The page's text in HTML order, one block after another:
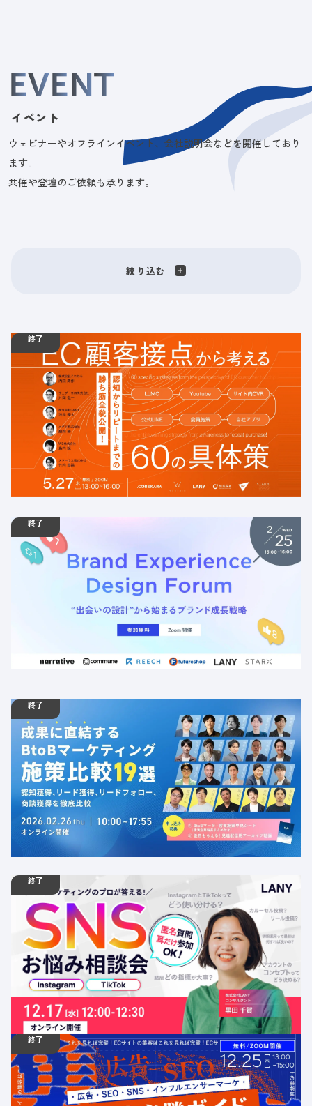
EVENT
イベント
ウェビナーやオフラインイベント、会社説明会などを開催しており
ます。
共催や登壇のご依頼も承ります。
絞り込む
終了
ウェビナー 05.27
【無料ウェビナー】＼バラバラの施策、卒業しませんか？
／ EC顧客接点から考える60の具体策 ～認知からリピート
までの勝ち筋全貌公開～
定員数：999名
金額：無料
場所：オンライン
BtoB BtoBマーケティング EC SNS オウンドメディア
デジタルマーケティング
終了
ウェビナー 水 13:00 -
水 16:00
【無料ウェビナー】認知を「売上」に変える一貫設計の正
体 -Brand Experience Design Forum-
BtoBマーケティング EC SNS オウンドメディア
デジタルマーケティング
店舗ビジネス
UI/UX
終了
ウェビナー 10:00 - 17:55
【カンファレンス】成果に直結するBtoBマーケティング
施策比較19選｜認知獲得、リード獲得、リードフォロー、
商談獲得を徹底比較
定員数：500名
金額：無料
場所：オンライン
デジタルマーケティング SNS カンファレンス BtoB BtoBマーケティング
終了
ウェビナー 12.17 12:00 - 12:30
【無料相談会】Instagram・TikTokのプロが答える！SNS
お悩み相談会
定員数：500名
金額：無料
場所：オンライン
オフィスアワー SNS
終了
ウェビナー 12.25 木 13:00 - 15:00
【EC事業者必見】＼集客が伸び悩んでいる方へ／ ECサイ
トの集客はこれを見れば完璧！広告・SNS・SEO・インフ
ルエンサーマーケのEC集客必勝ガイド